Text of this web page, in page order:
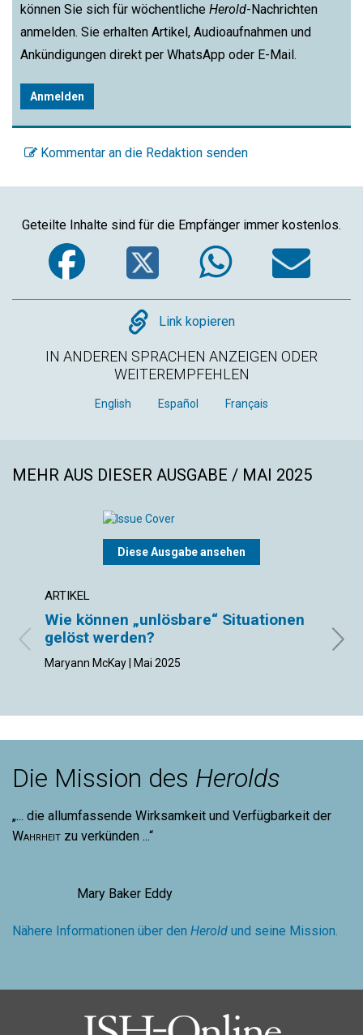
können Sie sich für wöchentliche Herold-Nachrichten
anmelden. Sie erhalten Artikel, Audioaufnahmen und
Ankündigungen direkt per WhatsApp oder E-Mail.
Anmelden
Kommentar an die Redaktion senden
Geteilte Inhalte sind für die Empfänger immer kostenlos.
Facebook
Twitter
Copy
Link kopieren
IN ANDEREN SPRACHEN ANZEIGEN ODER
WEITEREMPFEHLEN
English Español Français
MEHR AUS DIESER AUSGABE / MAI 2025
Diese Ausgabe ansehen
ARTIKEL
Wie können „unlösbare“ Situationen
gelöst werden?
Maryann McKay | Mai 2025
Die Mission des Herolds
„... die allumfassende Wirksamkeit und Verfügbarkeit der
Wahrheit zu verkünden ...“
Mary Baker Eddy
Nähere Informationen über den Herold und seine Mission.